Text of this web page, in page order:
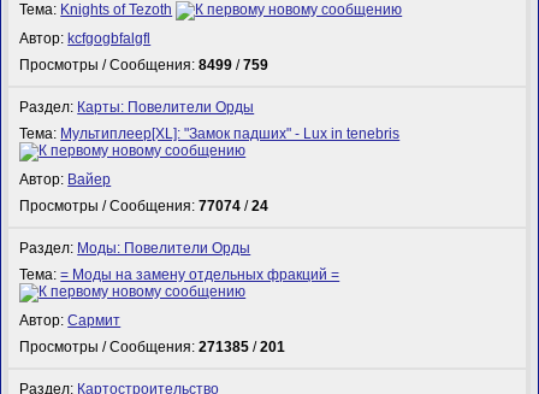
Тема: Knights of Tezoth
Автор: kcfgogbfalgfl
Просмотры / Сообщения:8499 /759
Раздел: Карты: Повелители Орды
Тема: Мультиплеер[XL]: "Замок падших" - Lux in tenebris
Автор: Вайер
Просмотры / Сообщения:77074 /24
Раздел: Моды: Повелители Орды
Тема:= Моды на замену отдельных фракций =
Автор:Сармит
Просмотры / Сообщения:271385 /201
Раздел: Картостроительство